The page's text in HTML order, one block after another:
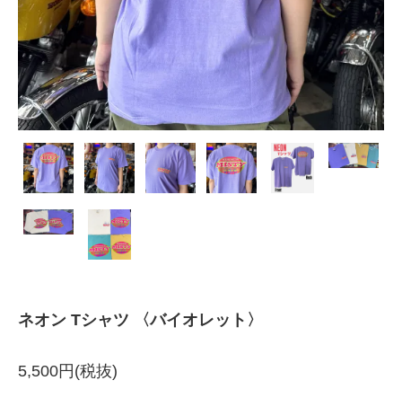
ネオン Tシャツ 〈バイオレット〉
5,500円(税抜)